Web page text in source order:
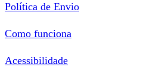
Política de Envio
Como funciona
Acessibilidade